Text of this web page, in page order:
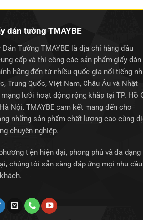
dán tường TMAYBE
Dán Tường TMAYBE là địa chỉ hàng đầu
cấp và thi công các sản phẩm giấy dán
hãng đến từ nhiều quốc gia nổi tiếng
Trung Quốc, Việt Nam, Châu Âu và Nhật
mạng lưới hoạt động rộng khắp tại TP. Hồ
Nội, TMAYBE cam kết mang đến cho
những sản phẩm chất lượng cao cùng
chuyên nghiệp.
tiện hiện đại, phong phú và đa dạng
chúng tôi sẵn sàng đáp ứng mọi nhu cầu